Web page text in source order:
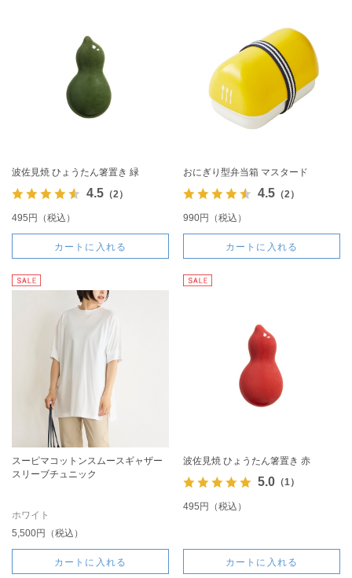
波佐見焼 ひょうたん箸置き 緑
4.5（2）
495円（税込）
カートに入れる
おにぎり型弁当箱 マスタード
4.5（2）
990円（税込）
カートに入れる
スーピマコットンスムースギャザー
スリーブチュニック
ホワイト
5,500円（税込）
カートに入れる
波佐見焼 ひょうたん箸置き 赤
5.0（1）
495円（税込）
カートに入れる